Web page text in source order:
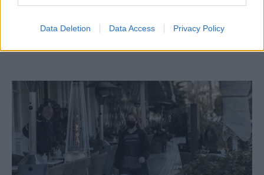
Data Deletion Data Access Privacy Policy
Παραμένουν σε ισχύ τα πρωτόκολλα
τραπεζοκαθισμάτων και τους κανόνες